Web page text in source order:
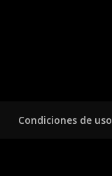
Condiciones de uso